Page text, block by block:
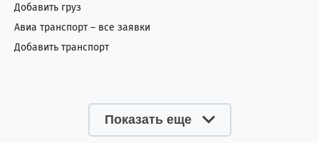
Добавить груз
Авиа транспорт – все заявки
Добавить транспорт
Показать еще